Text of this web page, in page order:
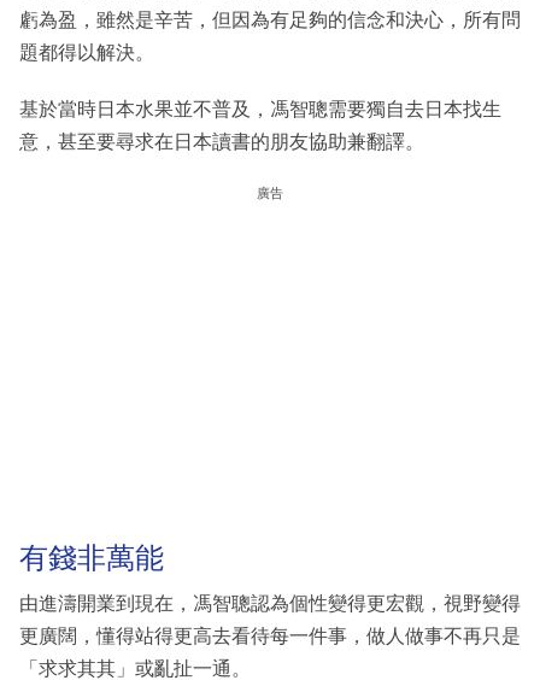
虧為盈，雖然是辛苦，但因為有足夠的信念和決心，所有問
題都得以解決。
基於當時日本水果並不普及，馮智聰需要獨自去日本找生
意，甚至要尋求在日本讀書的朋友協助兼翻譯。
廣告
有錢非萬能
由進濤開業到現在，馮智聰認為個性變得更宏觀，視野變得
更廣闊，懂得站得更高去看待每一件事，做人做事不再只是
「求求其其」或亂扯一通。